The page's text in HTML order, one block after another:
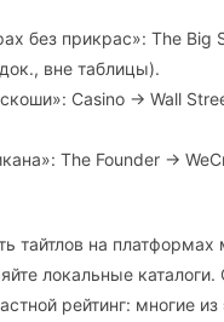
без прикрас»: The Big
вне таблицы).
Casino → Wall
The Founder →
тайтлов на платформах
локальные
рейтинг: многие из